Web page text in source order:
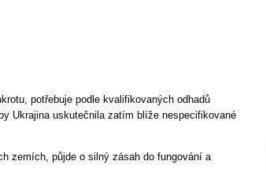
potřebuje podle kvalifikovaných odhadů
Ukrajina uskutečnila zatím blíže nespecifikované
zemích, půjde o silný zásah do fungování a